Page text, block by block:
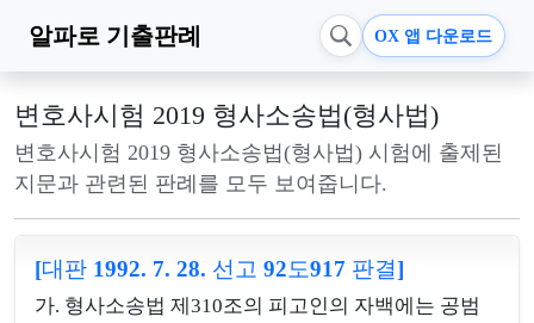
알파로 기출판례 OX 앱 다운로드
변호사시험 2019 형사소송법(형사법)
변호사시험 2019 형사소송법(형사법) 시험에 출제된
지문과 관련된 판례를 모두 보여줍니다.
[대판 1992. 7. 28. 선고 92도917 판결]
가. 형사소송법 제310조의 피고인의 자백에는 공범